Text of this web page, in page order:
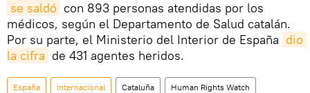
se saldó con 893 personas atendidas por los
médicos, según el Departamento de Salud catalán.
Por su parte, el Ministerio del Interior de España dio
la cifra de 431 agentes heridos.
España Internacional Cataluña Human Rights Watch